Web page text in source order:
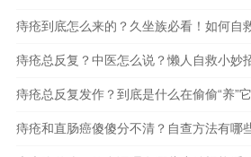
痔疮到底怎么来的？久坐族必看！如何自
痔疮总反复？中医怎么说？懒人自救小妙
痔疮总反复发作？到底是什么在偷偷“养”
痔疮和直肠癌傻傻分不清？自查方法有哪